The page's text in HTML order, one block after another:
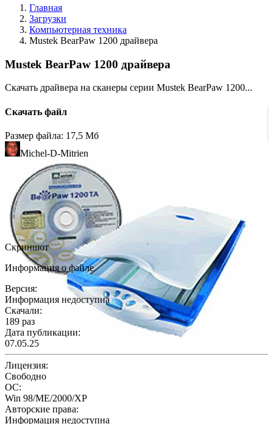
Главная
Загрузки
Компьютерная техника
Mustek BearPaw 1200 драйвера
Mustek BearPaw 1200 драйвера
Скачать драйвера на сканеры серии Mustek BearPaw 1200...
Скачать файл
Размер файла: 17,5 Мб
Michel-D-Mitrien
Скриншот
Информация о файле
Версия:
Информация недоступна
Скачали:
189 раз
Дата публикации:
07.05.25
Лицензия:
Свободно
ОС:
Win 98/ME/2000/XP
Авторские права:
Информация недоступна